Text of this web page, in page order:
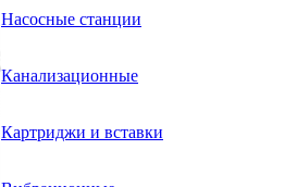
Насосные станции
Канализационные
Картриджи и вставки